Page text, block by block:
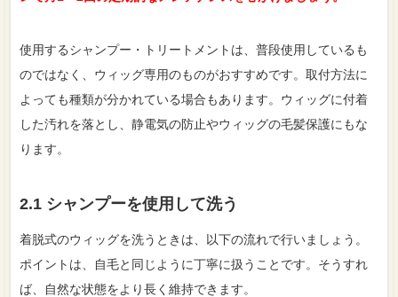
使用するシャンプー・トリートメントは、普段使用しているも
のではなく、ウィッグ専用のものがおすすめです。取付方法に
よっても種類が分かれている場合もあります。ウィッグに付着
した汚れを落とし、静電気の防止やウィッグの毛髪保護にもな
ります。
2.1 シャンプーを使用して洗う
着脱式のウィッグを洗うときは、以下の流れで行いましょう。
ポイントは、自毛と同じように丁寧に扱うことです。そうすれ
ば、自然な状態をより長く維持できます。